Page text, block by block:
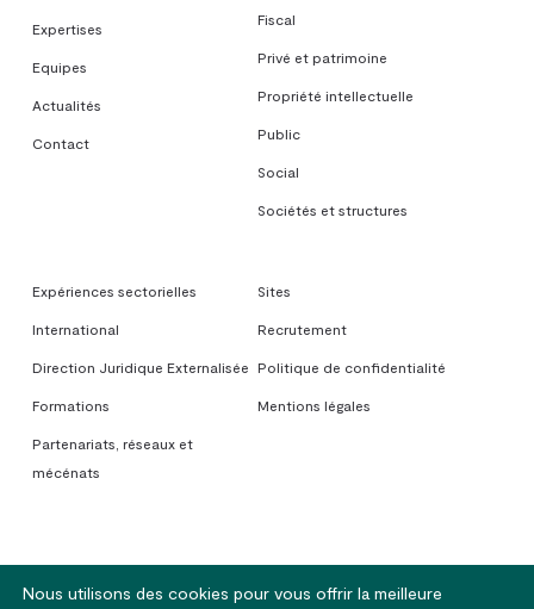
Expertises
Equipes
Actualités
Contact
Fiscal
Privé et patrimoine
Propriété intellectuelle
Public
Social
Sociétés et structures
Expériences sectorielles
International
Direction Juridique Externalisée
Formations
Partenariats, réseaux et
mécénats
Sites
Recrutement
Politique de confidentialité
Mentions légales
Nous utilisons des cookies pour vous offrir la meilleure